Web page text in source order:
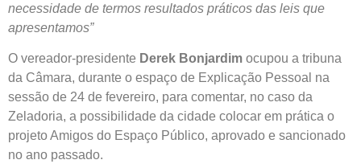
necessidade de termos resultados práticos das leis que
apresentamos”
O vereador-presidente Derek Bonjardim ocupou a tribuna
da Câmara, durante o espaço de Explicação Pessoal na
sessão de 24 de fevereiro, para comentar, no caso da
Zeladoria, a possibilidade da cidade colocar em prática o
projeto Amigos do Espaço Público, aprovado e sancionado
no ano passado.